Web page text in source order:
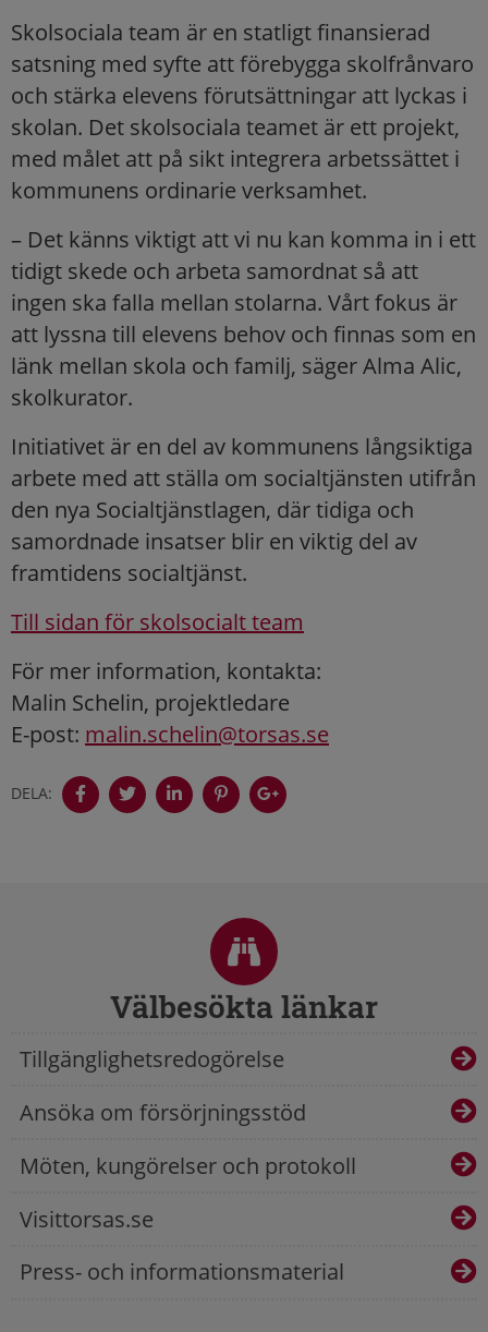
Skolsociala team är en statligt finansierad
satsning med syfte att förebygga skolfrånvaro
och stärka elevens förutsättningar att lyckas i
skolan. Det skolsociala teamet är ett projekt,
med målet att på sikt integrera arbetssättet i
kommunens ordinarie verksamhet.
– Det känns viktigt att vi nu kan komma in i ett
tidigt skede och arbeta samordnat så att
ingen ska falla mellan stolarna. Vårt fokus är
att lyssna till elevens behov och finnas som en
länk mellan skola och familj, säger Alma Alic,
skolkurator.
Initiativet är en del av kommunens långsiktiga
arbete med att ställa om socialtjänsten utifrån
den nya Socialtjänstlagen, där tidiga och
samordnade insatser blir en viktig del av
framtidens socialtjänst.
Till sidan för skolsocialt team
För mer information, kontakta:
Malin Schelin, projektledare
E-post: malin.schelin@torsas.se
DELA:
Välbesökta länkar
Tillgänglighetsredogörelse
Ansöka om försörjningsstöd
Möten, kungörelser och protokoll
Visittorsas.se
Press- och informationsmaterial